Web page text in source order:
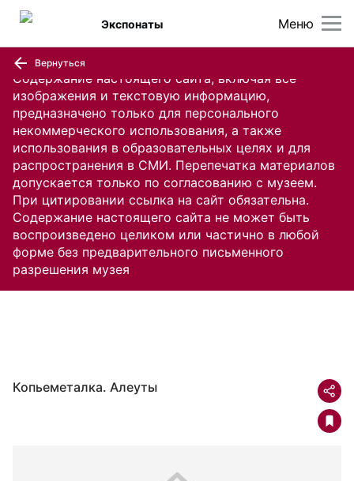
Содержание настоящего сайта, включая все
изображения и текстовую информацию,
предназначено только для персонального
некоммерческого использования, а также
использования в образовательных целях и для
распространения в СМИ. Перепечатка материалов
допускается только по согласованию с музеем.
При цитировании ссылка на сайт обязательна.
Содержание настоящего сайта не может быть
воспроизведено целиком или частично в любой
форме без предварительного письменного
разрешения музея
Меню
Экспонаты
Вернуться
Копьеметалка. Алеуты